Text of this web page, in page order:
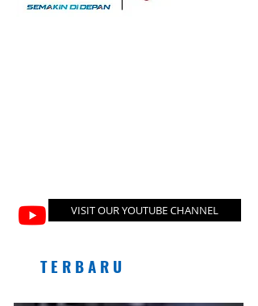
VISIT OUR YOUTUBE CHANNEL
T E R B A R U